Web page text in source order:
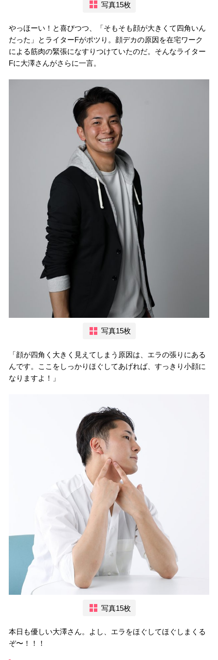
写真15枚
やっほーい！と喜びつつ、「そもそも顔が大きくて四角いん
だった」とライターFがポツり。顔デカの原因を在宅ワーク
による筋肉の緊張になすりつけていたのだ。そんなライター
Fに大澤さんがさらに一言。
写真15枚
「顔が四角く大きく見えてしまう原因は、エラの張りにある
んです。ここをしっかりほぐしてあげれば、すっきり小顔に
なりますよ！」
写真15枚
本日も優しい大澤さん。よし、エラをほぐしてほぐしまくる
ぞ〜！！！